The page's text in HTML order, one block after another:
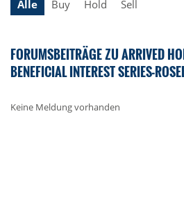
Alle
Buy Hold Sell
FORUMSBEITRÄGE ZU ARRIVED
BENEFICIAL INTEREST SERIES-
Keine Meldung vorhanden